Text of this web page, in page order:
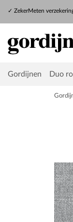
✓ ZekerMeten
Gordijnen Duo